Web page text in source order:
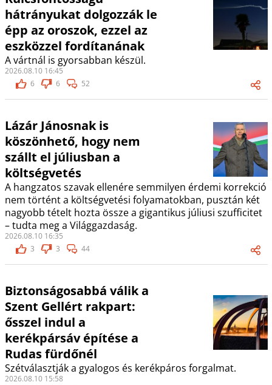
hátrányukat dolgozzák le
épp az oroszok, ezzel az
eszközzel fordítanának
A vártnál is gyorsabban készül.
2026.08.10 16:45
6
6 52
Lázár Jánosnak is
köszönhető, hogy nem
szállt el júliusban a
költségvetés
A hangzatos szavak ellenére semmilyen érdemi korrekció
nem történt a költségvetési folyamatokban, pusztán két
nagyobb tételt hozta össze a gigantikus júliusi szufficitet
– tudta meg a Világgazdaság.
2026.08.10 16:35
3
3 44
Biztonságosabbá válik a
Szent Gellért rakpart:
ősszel indul a
kerékpársáv építése a
Rudas fürdőnél
Szétválasztják a gyalogos és kerékpáros forgalmat.
2026.08.10 15:58